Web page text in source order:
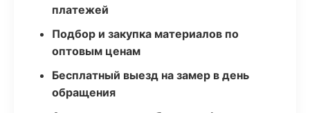
платежей
Подбор и закупка материалов по
оптовым ценам
Бесплатный выезд на замер в день
обращения